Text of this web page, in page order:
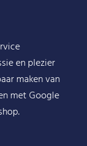
en plezier
maken van
met Google